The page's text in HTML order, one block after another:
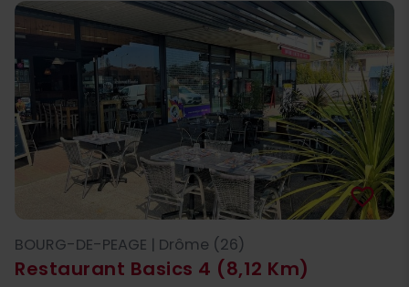
Restaurant Basics 4 (8,12 Km)
favorite_border
BOURG-DE-PEAGE | Drôme (26)